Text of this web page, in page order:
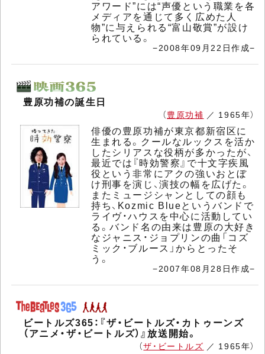
アワード”には“声優という職業を各
メディアを通じて多く広めた人
物”に与えられる“富山敬賞”が設け
られている。
−2008年09月22日作成−
豊原功補の誕生日
（豊原功補 ／ 1965年）
俳優の豊原功補が東京都新宿区に
生まれる。クールなルックスを活か
したシリアスな役柄が多かったが、
最近では『時効警察』で十文字疾風
役という非常にアクの強いおとぼ
け刑事を演じ、演技の幅を広げた。
またミュージシャンとしての顔も
持ち、Kozmic Blueというバンドで
ライヴ・ハウスを中心に活動してい
る。バンド名の由来は豊原の大好き
なジャニス・ジョプリンの曲「コズ
ミック・ブルース」からとったそ
う。
−2007年08月28日作成−
ビートルズ365：『ザ・ビートルズ・カトゥーンズ
（アニメ・ザ・ビートルズ）』放送開始。
（ザ・ビートルズ ／ 1965年）